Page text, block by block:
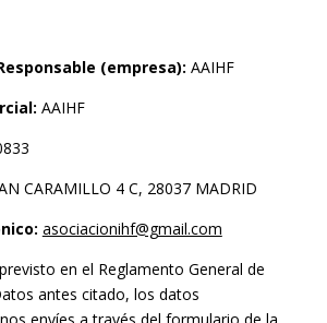
(empresa): AAIHF
AAIHF
CARAMILLO 4 C, 28037 MADRID
asociacionihf@gmail.com
en el Reglamento General de
antes citado, los datos